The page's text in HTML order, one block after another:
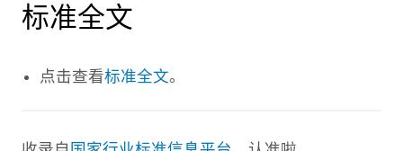
标准全文
点击查看标准全文。